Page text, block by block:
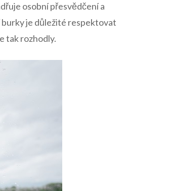
osobní přesvědčení​ a
burky ​je důležité respektovat
tak⁢ rozhodly.